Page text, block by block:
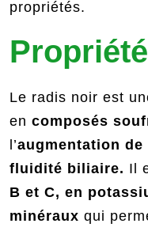
propriétés.
Le radis noir est
en composés
l’augmentation
fluidité biliaire. Il
B et C, en
minéraux qui